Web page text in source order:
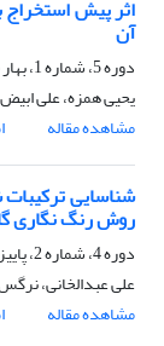
اثر پیش
آن
دوره 5، شماره 1، بهار 1393، صفحه
یحیی همزه، علی
مشاهده مقاله
شناسایی
روش رنگ نگاری
دوره 4، شماره 2، پاییز 1392، صفحه
علی عبدالخانی،
مشاهده مقاله